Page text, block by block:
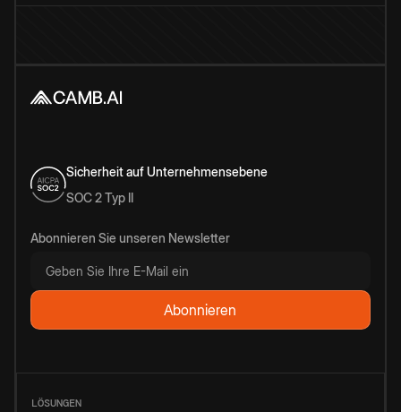
Sicherheit auf Unternehmensebene
SOC 2 Typ II
Abonnieren Sie unseren Newsletter
LÖSUNGEN